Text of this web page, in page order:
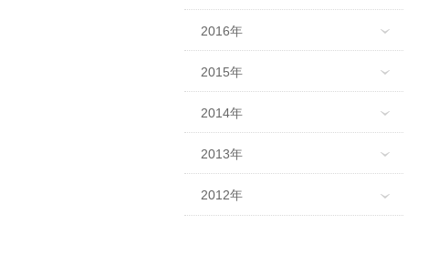
2016年
2015年
2014年
2013年
2012年